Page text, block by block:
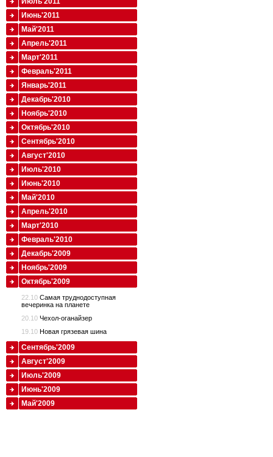
Июнь'2011
Май'2011
Апрель'2011
Март'2011
Февраль'2011
Январь'2011
Декабрь'2010
Ноябрь'2010
Октябрь'2010
Сентябрь'2010
Август'2010
Июль'2010
Июнь'2010
Май'2010
Апрель'2010
Март'2010
Февраль'2010
Декабрь'2009
Ноябрь'2009
Октябрь'2009
22.10 Самая труднодоступная
вечеринка на планете
20.10 Чехол-оганайзер
19.10 Новая грязевая шина
Сентябрь'2009
Август'2009
Июль'2009
Июнь'2009
Май'2009